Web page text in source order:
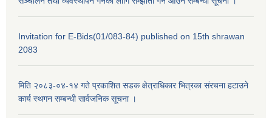
Invitation for E-Bids(01/083-84) published on 15th shrawan
2083
मिति २०८३-०४-१४ गते प्रकाशित सडक क्षेत्राधिकार भित्रका संरचना हटाउने
कार्य स्थगन सम्बन्धी सार्वजनिक सूचना ।